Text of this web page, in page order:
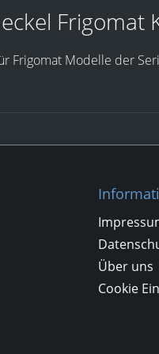
Frigomat
Frigomat Modelle der
Über uns
Cookie